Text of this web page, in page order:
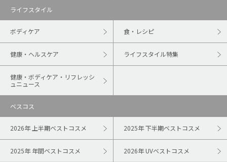
ライフスタイル
ボディケア 食・レシピ
健康・ヘルスケア ライフスタイル特集
健康・ボディケア・リフレッシ
ュニュース
ベスコス
2026年 上半期ベストコスメ 2025年 下半期ベストコスメ
2025年 年間ベストコスメ 2026年 UVベストコスメ